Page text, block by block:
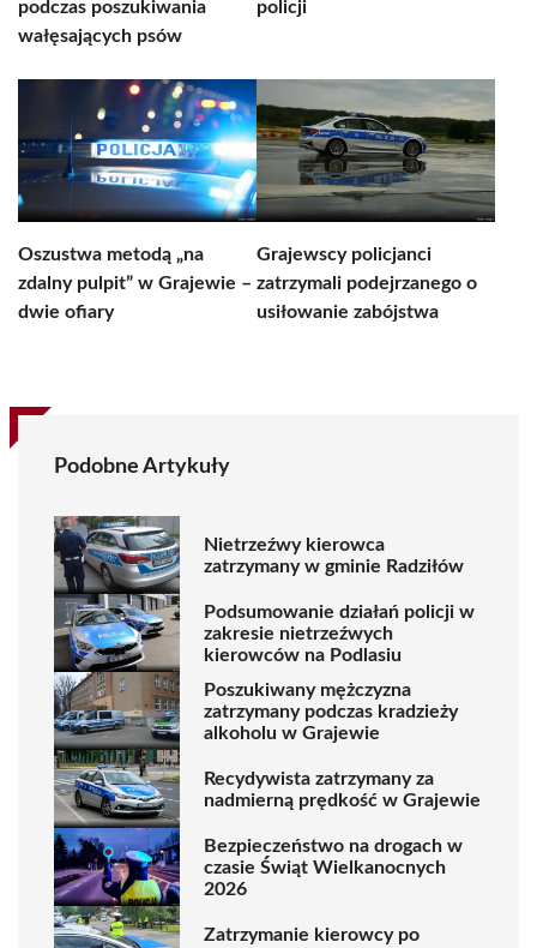
podczas poszukiwania
wałęsających psów
policji
Oszustwa metodą „na
zdalny pulpit” w Grajewie –
dwie ofiary
Grajewscy policjanci
zatrzymali podejrzanego o
usiłowanie zabójstwa
Podobne Artykuły
Nietrzeźwy kierowca
zatrzymany w gminie Radziłów
Podsumowanie działań policji w
zakresie nietrzeźwych
kierowców na Podlasiu
Poszukiwany mężczyzna
zatrzymany podczas kradzieży
alkoholu w Grajewie
Recydywista zatrzymany za
nadmierną prędkość w Grajewie
Bezpieczeństwo na drogach w
czasie Świąt Wielkanocnych
2026
Zatrzymanie kierowcy po